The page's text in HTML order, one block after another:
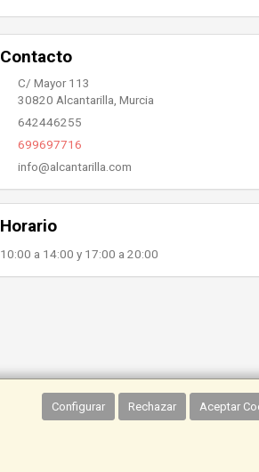
Configurar Rechazar Aceptar
Contacto
C/ Mayor 113
30820 Alcantarilla, Murcia
642446255
699697716
info@alcantarilla.com
Horario
10:00 a 14:00 y 17:00 a 20:00